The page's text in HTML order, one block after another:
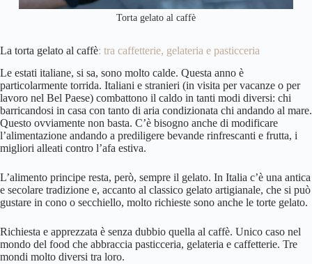
Torta gelato al caffè
La torta gelato al caffè: tra caffetterie, gelateria e pasticceria
Le estati italiane, si sa, sono molto calde. Questa anno è
particolarmente torrida. Italiani e stranieri (in visita per vacanze o per
lavoro nel Bel Paese) combattono il caldo in tanti modi diversi: chi
barricandosi in casa con tanto di aria condizionata chi andando al mare.
Questo ovviamente non basta. C’è bisogno anche di modificare
l’alimentazione andando a prediligere bevande rinfrescanti e frutta, i
migliori alleati contro l’afa estiva.
L’alimento principe resta, però, sempre il gelato. In Italia c’è una antica
e secolare tradizione e, accanto al classico gelato artigianale, che si può
gustare in cono o secchiello, molto richieste sono anche le torte gelato.
Richiesta e apprezzata è senza dubbio quella al caffè. Unico caso nel
mondo del food che abbraccia pasticceria, gelateria e caffetterie. Tre
mondi molto diversi tra loro.